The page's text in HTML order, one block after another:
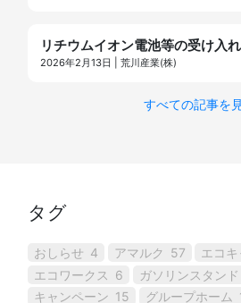
リチウムイオン電池等の受け入
2026年2月13日 | 荒川産業(株)
すべての記事を
タグ
おしらせ 4 アマルク 57 エコ
エコワークス
6 ガソリンスタンド
キャンペーン 15 グループホーム